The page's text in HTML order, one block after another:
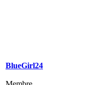
BlueGirl24